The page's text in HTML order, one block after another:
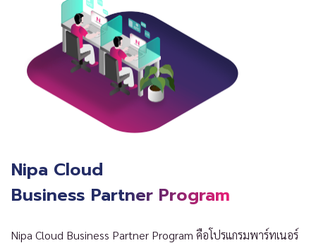
Nipa Cloud
Business Partner Program
Nipa Cloud Business Partner Program คือโปรแกรมพาร์ทเนอร์